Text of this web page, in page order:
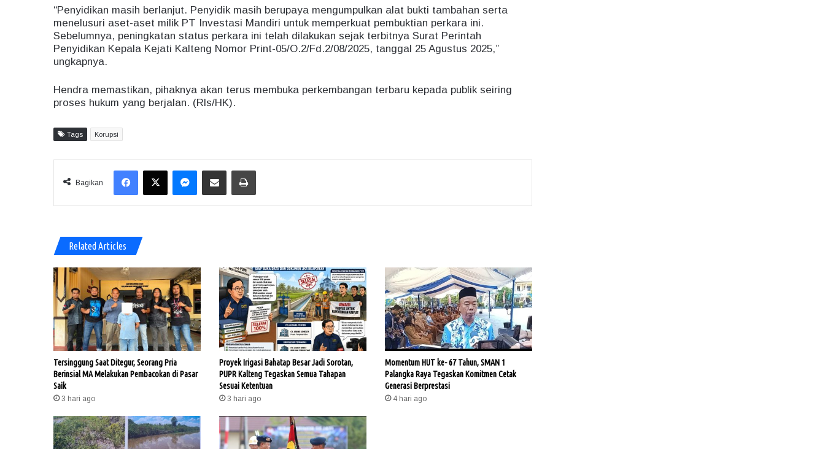
“Penyidikan masih berlanjut. Penyidik masih berupaya mengumpulkan alat bukti tambahan serta
menelusuri aset-aset milik PT Investasi Mandiri untuk memperkuat pembuktian perkara ini.
Sebelumnya, peningkatan status perkara ini telah dilakukan sejak terbitnya Surat Perintah
Penyidikan Kepala Kejati Kalteng Nomor Print-05/O.2/Fd.2/08/2025, tanggal 25 Agustus 2025,”
ungkapnya.
Hendra memastikan, pihaknya akan terus membuka perkembangan terbaru kepada publik seiring
proses hukum yang berjalan. (Rls/HK).
Tags Korupsi
Bagikan
X
Related Articles
Tersinggung Saat Ditegur, Seorang Pria
Berinsial MA Melakukan Pembacokan di Pasar
Saik
3 hari ago
Proyek Irigasi Bahatap Besar Jadi Sorotan,
PUPR Kalteng Tegaskan Semua Tahapan
Sesuai Ketentuan
3 hari ago
Momentum HUT ke- 67 Tahun, SMAN 1
Palangka Raya Tegaskan Komitmen Cetak
Generasi Berprestasi
4 hari ago